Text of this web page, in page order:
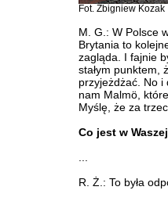
Fot. Zbigniew Kozak
M. G.: W Polsce
Brytania to
zagląda. I fajnie
stałym punktem,
przyjeżdżać. No i
nam Malmö,
Myślę, że za
Co jest w
...
R. Ż.: To była